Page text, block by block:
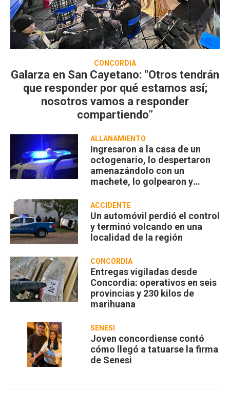
CONCORDIA
Galarza en San Cayetano: "Otros tendrán
que responder por qué estamos así;
nosotros vamos a responder
compartiendo”
ALLANAMIENTO
Ingresaron a la casa de un
octogenario, lo despertaron
amenazándolo con un
machete, lo golpearon y
ACCIDENTE
Un automóvil perdió el control
y terminó volcando en una
localidad de la región
CONCORDIA
Entregas vigiladas desde
Concordia: operativos en seis
provincias y 230 kilos de
marihuana
SENESI
Joven concordiense contó
cómo llegó a tatuarse la firma
de Senesi